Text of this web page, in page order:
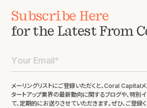
Subscribe Here
for the Latest From
メーリングリストにご登録いただくと、Coral Capital
タートアップ業界の最新動向に関するブログや、特別
て、定期的にお送りさせていただきます。ぜひ、ご登録く